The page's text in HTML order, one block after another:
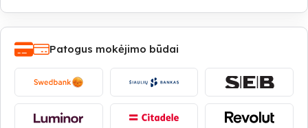
Patogus mokėjimo būdai